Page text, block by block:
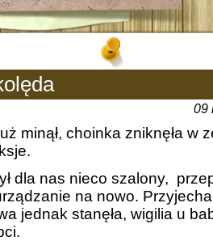
09
minął, choinka zniknęła w
dla nas nieco szalony,
na nowo.
jednak stanęła, wigilia u